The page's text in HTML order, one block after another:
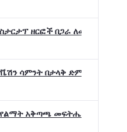
ዘርፎች በጋራ ለመስራት መከሩ፡፡
ሳምንት በታላቅ ድምቀት
የልማት አቅጣጫ መፍትሔ ጠቋሚ